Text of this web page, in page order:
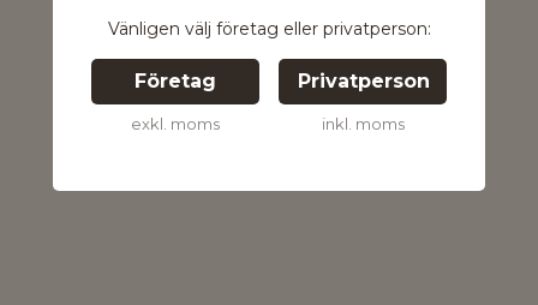
Vänligen välj företag eller privatperson:
Företag
exkl. moms
Privatperson
inkl. moms